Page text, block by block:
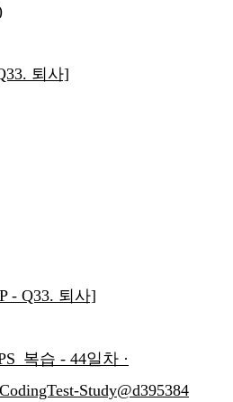
퇴사]
- Q33. 퇴사]
복습 - 44일차 ·
Study@d395384